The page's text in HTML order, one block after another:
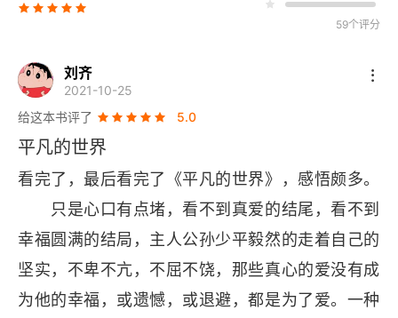
缪斯在召唤
路遥走来了
收获爱情
第5章 延大啊，这个温暖的摇篮！
好风凭借力
59个评分
刘齐
2021-10-25
给这本书评了
5.0
平凡的世界
看完了，最后看完了《平凡的世界》，感悟颇多。
只是心口有点堵，看不到真爱的结尾，看不到
幸福圆满的结局，主人公孙少平毅然的走着自己的
坚实，不卑不亢，不屈不饶，那些真心的爱没有成
为他的幸福，或遗憾，或退避，都是为了爱。一种